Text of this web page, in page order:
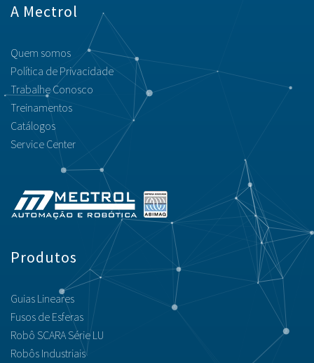
A Mectrol
Quem somos
Política de Privacidade
Trabalhe Conosco
Treinamentos
Catálogos
Service Center
Produtos
Guias Lineares
Fusos de Esferas
Robô SCARA Série LU
Robôs Industriais